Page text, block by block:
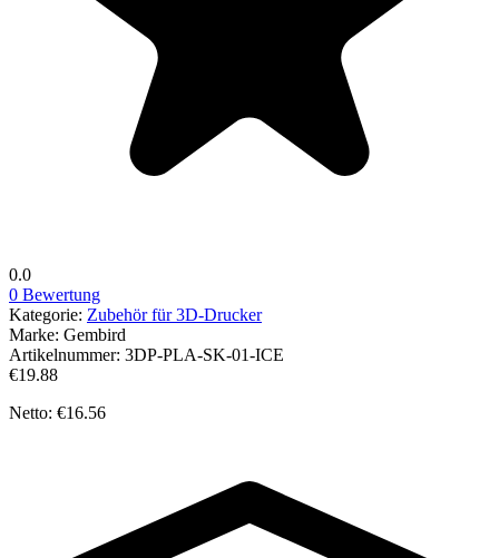
0.0
0 Bewertung
Kategorie: Zubehör für 3D-Drucker
Marke: Gembird
Artikelnummer: 3DP-PLA-SK-01-ICE
€19.88
Netto: €16.56